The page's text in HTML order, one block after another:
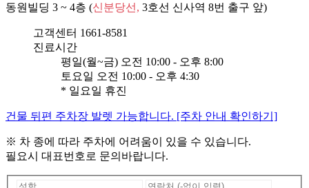
동원빌딩 3 ~ 4층 (신분당선, 3호선 신사역 8번 출구 앞)
고객센터 1661-8581
진료시간
평일(월~금) 오전 10:00 - 오후 8:00
토요일 오전 10:00 - 오후 4:30
* 일요일 휴진
건물 뒤편 주차장 발렛 가능합니다. [주차 안내 확인하기]
※ 차 종에 따라 주차에 어려움이 있을 수 있습니다.
필요시 대표번호로 문의바랍니다.